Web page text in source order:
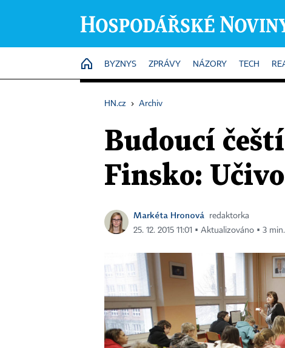
HOME
BYZNYS ZPRÁVY NÁZORY TECH
HN.cz › Archiv
Budoucí
Finsko:
Markéta Hronová
redaktorka
25. 12. 2015 11:01 ▪ Aktualizováno ▪ 3